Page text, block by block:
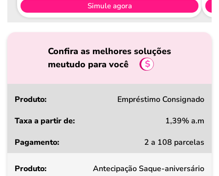
Simule agora
Confira as melhores soluções
meutudo para você
Produto
a
de
Empréstimo Consignado
1,39% a.m
2 a 108 parcelas
Antecipação Saque-aniversário